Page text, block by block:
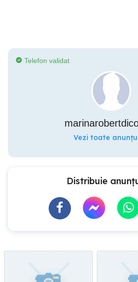
Telefon validat
Vezi toate
Distribuie